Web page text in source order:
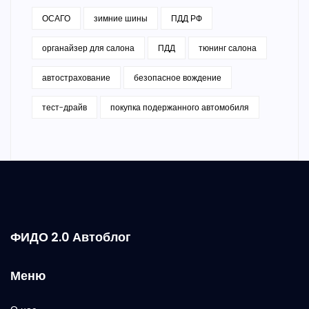
ОСАГО зимние шины ПДД РФ
органайзер для салона ПДД тюнинг салона
автострахование безопасное вождение
тест-драйв покупка подержанного автомобиля
ФИДО 2.0 Автоблог
Меню